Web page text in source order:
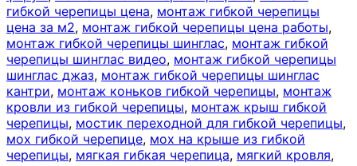
гибкой черепицы цена, монтаж гибкой черепицы
цена за м2, монтаж гибкой черепицы цена работы,
монтаж гибкой черепицы шинглас, монтаж гибкой
черепицы шинглас видео, монтаж гибкой черепицы
шинглас джаз, монтаж гибкой черепицы шинглас
кантри, монтаж коньков гибкой черепицы, монтаж
кровли из гибкой черепицы, монтаж крыш гибкой
черепицы, мостик переходной для гибкой черепицы,
мох гибкой черепице, мох на крыше из гибкой
черепицы, мягкая гибкая черепица, мягкий кровля,